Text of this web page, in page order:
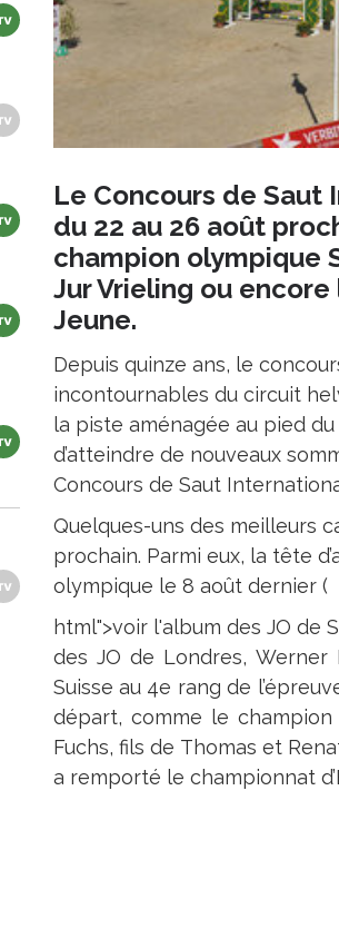
Le Concours de
du 22 au 26 août
champion olympique
Jur Vrieling ou
Jeune.
Depuis quinze ans, le
incontournables du circuit
la piste aménagée au pied
d’atteindre de nouveaux
Concours de Saut
Quelques-uns des meilleurs
prochain. Parmi eux, la tête
olympique le 8 août dernier (
html">voir l'album des JO de
des JO de Londres, Werner
Suisse au 4e rang de
départ, comme le
Fuchs, fils de Thomas et
a remporté le championnat